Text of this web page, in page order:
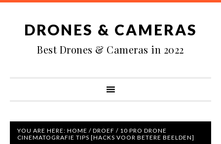
DRONES & CAMERAS
Best Drones & Cameras in 2022
YOU ARE HERE: HOME / DROEF / 10 PRO DRONE
CINEMATOGRAFIE TIPS [HACKS VOOR BETERE BEELDEN]